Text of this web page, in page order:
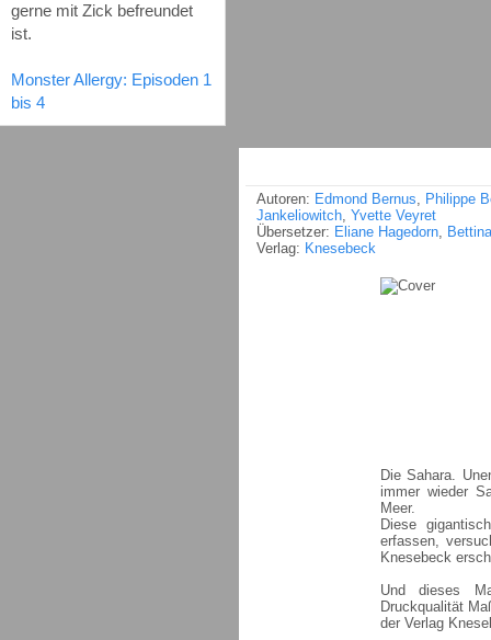
gerne mit Zick befreundet
ist.
Monster Allergy: Episoden 1
bis 4
Autoren: Edmond Bernus, Philippe
Jankeliowitch, Yvette Veyret
Übersetzer: Eliane Hagedorn,
Verlag: Knesebeck
Die Sahara.
immer wieder
Meer.
Diese
erfassen,
Knesebeck
Und dieses
Druckqualität
der Verlag